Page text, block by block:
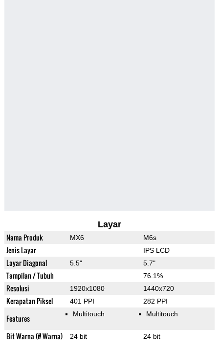
Layar
Nama Produk MX6 M6s
Jenis Layar IPS LCD
Layar Diagonal 5.5" 5.7"
Tampilan / Tubuh 76.1%
Resolusi 1920x1080 1440x720
Kerapatan Piksel 401 PPI 282 PPI
Features Multitouch Multitouch
Bit Warna (# Warna) 24 bit 24 bit